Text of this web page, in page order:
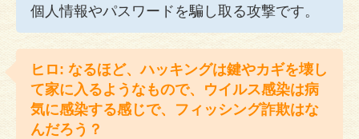
個人情報やパスワードを騙し取る攻撃です。
ヒロ: なるほど、ハッキングは鍵やカギを壊し
て家に入るようなもので、ウイルス感染は病
気に感染する感じで、フィッシング詐欺はな
んだろう？